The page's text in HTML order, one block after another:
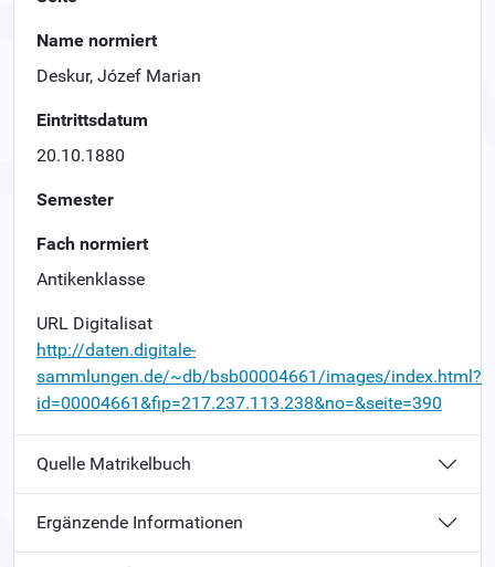
Name normiert
Deskur, Józef Marian
Eintrittsdatum
20.10.1880
Semester
Fach normiert
Antikenklasse
URL Digitalisat
http://daten.digitale-
sammlungen.de/~db/bsb00004661/images/index.html?
id=00004661&fip=217.237.113.238&no=&seite=390
Quelle Matrikelbuch
Ergänzende Informationen